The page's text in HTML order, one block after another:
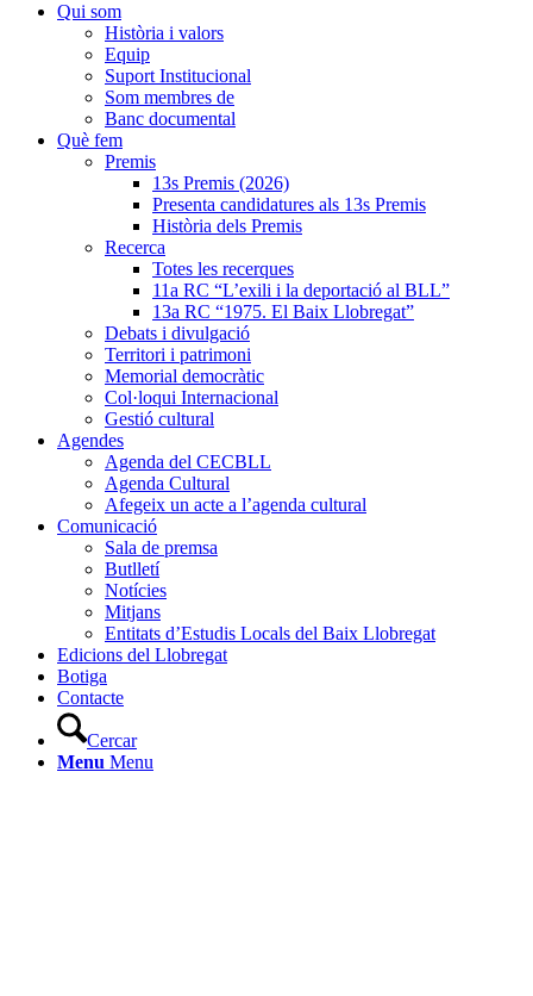
Qui som
Història i valors
Equip
Suport Institucional
Som membres de
Banc documental
Què fem
Premis
13s Premis (2026)
Presenta candidatures als 13s Premis
Història dels Premis
Recerca
Totes les recerques
11a RC “L’exili i la deportació al BLL”
13a RC “1975. El Baix Llobregat”
Debats i divulgació
Territori i patrimoni
Memorial democràtic
Col·loqui Internacional
Gestió cultural
Agendes
Agenda del CECBLL
Agenda Cultural
Afegeix un acte a l’agenda cultural
Comunicació
Sala de premsa
Butlletí
Notícies
Mitjans
Entitats d’Estudis Locals del Baix Llobregat
Edicions del Llobregat
Botiga
Contacte
Cercar
Menu Menu